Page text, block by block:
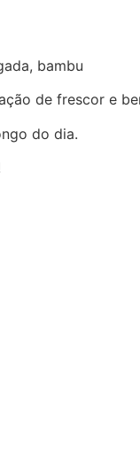
bambu
de frescor e
do dia.